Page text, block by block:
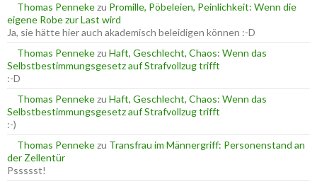
c
h
:
Thomas Pennekezu Promille, Pöbeleien, Peinlichkeit: Wenn die
eigene Robe zur Last wird
Ja, sie hätte hier auch akademisch beleidigen können :-D
Thomas Pennekezu Haft, Geschlecht, Chaos: Wenn das
Selbstbestimmungsgesetz auf Strafvollzug trifft
:-D
Thomas Pennekezu Haft, Geschlecht, Chaos: Wenn das
Selbstbestimmungsgesetz auf Strafvollzug trifft
:-)
Thomas Pennekezu Transfrau im Männergriff: Personenstand an
der Zellentür
Pssssst!